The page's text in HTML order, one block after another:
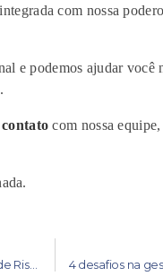
com nossa
e podemos ajudar você
contato com nossa equip
Resolução CVM 50 e a Avaliação Interna de Risco